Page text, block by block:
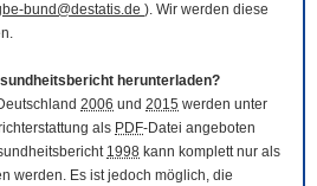
bund@destatis.de ). Wir werden diese
herunterladen?
2006 und 2015 werden unter
als PDF-Datei angeboten
1998 kann komplett nur als
werden. Es ist jedoch möglich, die